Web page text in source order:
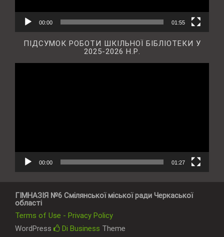
00:00 01:55
ПІДСУМОК РОБОТИ ШКІЛЬНОЇ БІБЛІОТЕКИ У
2025-2026 Н.Р.
00:00 01:27
ГІМНАЗІЯ №6 Смілянської міської ради Черкаської
області
Terms of Use - Privacy Policy
WordPress
Di Business Theme